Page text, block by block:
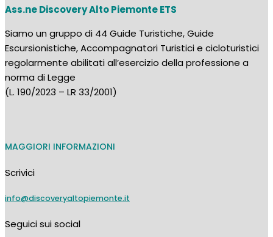
Ass.ne Discovery Alto Piemonte ETS
Siamo un gruppo di 44 Guide Turistiche, Guide
Escursionistiche, Accompagnatori Turistici e cicloturistici
regolarmente abilitati all’esercizio della professione a
norma di Legge
(L. 190/2023 – LR 33/2001)
MAGGIORI INFORMAZIONI
Scrivici
info@discoveryaltopiemonte.it
Seguici sui social